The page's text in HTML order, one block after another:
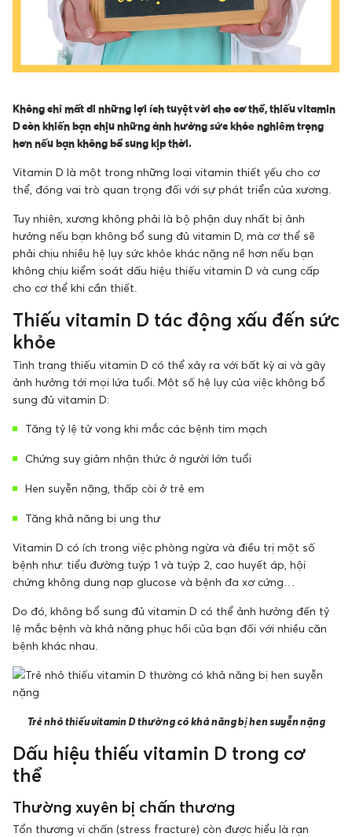
Không chỉ mất đi những lợi ích tuyệt vời cho cơ thể, thiếu vitamin
D còn khiến bạn chịu những ảnh hưởng sức khỏe nghiêm trọng
hơn nếu bạn không bổ sung kịp thời.
Vitamin D là một trong những loại vitamin thiết yếu cho cơ
thể, đóng vai trò quan trọng đối với sự phát triển của xương.
Tuy nhiên, xương không phải là bộ phận duy nhất bị ảnh
hưởng nếu bạn không bổ sung đủ vitamin D, mà cơ thể sẽ
phải chịu nhiều hệ lụy sức khỏe khác nặng nề hơn nếu bạn
không chịu kiểm soát dấu hiệu thiếu vitamin D và cung cấp
cho cơ thể khi cần thiết.
Thiếu vitamin D tác động xấu đến sức
khỏe
Tình trạng thiếu vitamin D có thể xảy ra với bất kỳ ai và gây
ảnh hưởng tới mọi lứa tuổi. Một số hệ lụy của việc không bổ
sung đủ vitamin D:
Tăng tỷ lệ tử vong khi mắc các bệnh tim mạch
Chứng suy giảm nhận thức ở người lớn tuổi
Hen suyễn nặng, thấp còi ở trẻ em
Tăng khả năng bị ung thư
Vitamin D có ích trong việc phòng ngừa và điều trị một số
bệnh như: tiểu đường tuýp 1 và tuýp 2, cao huyết áp, hội
chứng không dung nạp glucose và bệnh đa xơ cứng…
Do đó, không bổ sung đủ vitamin D có thể ảnh hưởng đến tỷ
lệ mắc bệnh và khả năng phục hồi của bạn đối với nhiều căn
bệnh khác nhau.
Trẻ nhỏ thiếu vitamin D thường có khả năng bị hen suyễn nặng
Dấu hiệu thiếu vitamin D trong cơ
thể
Thường xuyên bị chấn thương
Tổn thương vi chấn (stress fracture) còn được hiểu là rạn